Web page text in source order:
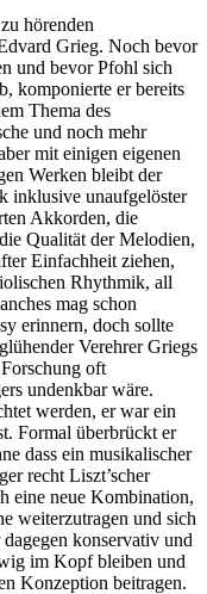
hörenden
Grieg. Noch bevor
und bevor Pfohl sich
komponierte er bereits
Thema des
und noch mehr
mit einigen eigenen
Werken bleibt der
inklusive unaufgelöster
Akkorden, die
Qualität der Melodien,
Einfachheit ziehen,
Rhythmik, all
mag schon
erinnern, doch sollte
Verehrer Griegs
oft
undenkbar wäre.
werden, er war ein
Formal überbrückt er
dass ein musikalischer
recht Liszt’scher
eine neue Kombination,
weiterzutragen und sich
konservativ und
im Kopf bleiben und
Konzeption beitragen.